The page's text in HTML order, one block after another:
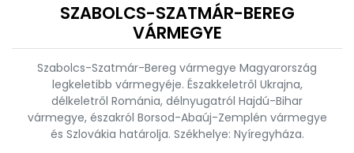
SZABOLCS-SZATMÁR-BEREG
VÁRMEGYE
Szabolcs-Szatmár-Bereg vármegye Magyarország
legkeletibb vármegyéje. Északkeletről Ukrajna,
délkeletről Románia, délnyugatról Hajdú-Bihar
vármegye, északról Borsod-Abaúj-Zemplén vármegye
és Szlovákia határolja. Székhelye: Nyíregyháza.